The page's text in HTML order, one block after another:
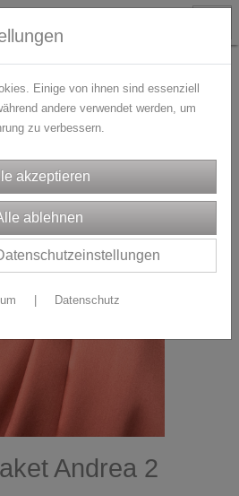
Andrea 2
Einige von ihnen sind essenziell
andere verwendet werden, um
zu verbessern.
Datenschutz